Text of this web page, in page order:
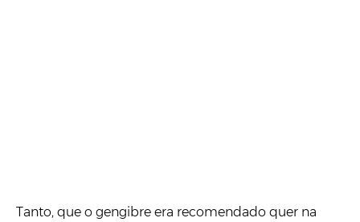
Tanto, que o gengibre era recomendado quer na